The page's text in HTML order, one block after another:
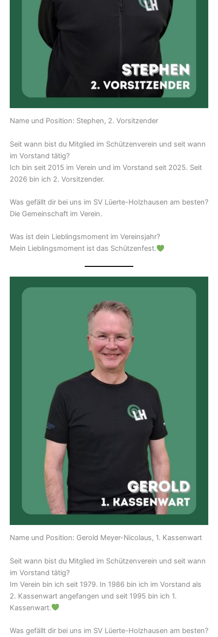
Name und Position: Stephen, 2. Vorsitzender
Seit wann bist du Mitglied im Schützenverein und seit wann
im Vorstand tätig?
Ich bin seit 2015 im Verein und im Vorstand seit 2025. Seit
2026 bin ich 2. Vorsitzender.
Was gefällt dir bei uns im SV Lüerte-Holzhausen am besten?
Die Gemeinschaft im Verein.
Was ist dein Lieblingsmoment im Vereinsjahr?
Mein Lieblingsmoment ist das Schützenfest.
Name und Position: Gerold Meyer-Nicolaus, 1. Kassenwart
Seit wann bist du Mitglied im Schützenverein und seit wann
im Vorstand tätig?
Im Verein bin ich seit 1979. In 1986 bin ich im Vorstand als
2. Kassenwart angefangen und seit 1995 bin ich 1.
Kassenwart.
Was gefällt dir bei uns im SV Lüerte-Holzhausen am besten?